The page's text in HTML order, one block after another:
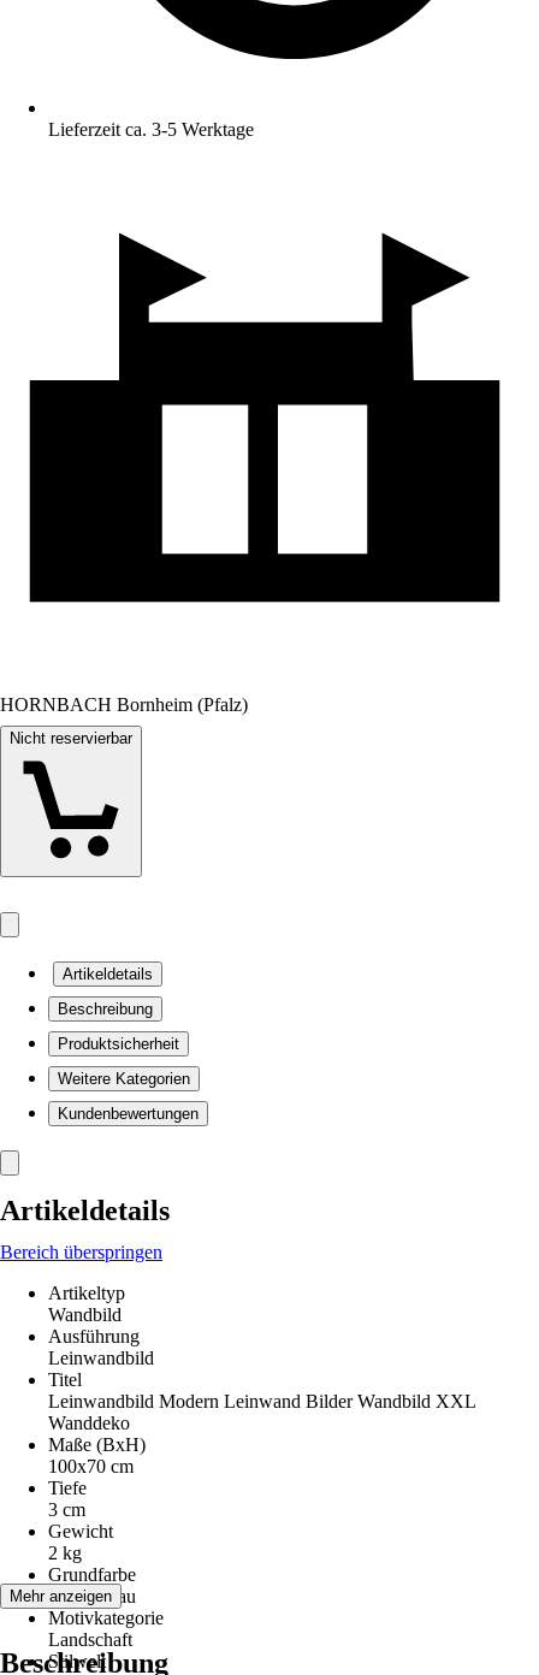
Lieferzeit ca. 3-5 Werktage
HORNBACH Bornheim (Pfalz)
Nicht reservierbar
Artikeldetails
Beschreibung
Produktsicherheit
Weitere Kategorien
Kundenbewertungen
Artikeldetails
Bereich überspringen
Artikeltyp
Wandbild
Ausführung
Leinwandbild
Titel
Leinwandbild Modern Leinwand Bilder Wandbild XXL
Wanddeko
Maße (BxH)
100x70 cm
Tiefe
3 cm
Gewicht
2 kg
Grundfarbe
Grün, Grau
Motivkategorie
Landschaft
Stilwelt
Mehr anzeigen
Beschreibung